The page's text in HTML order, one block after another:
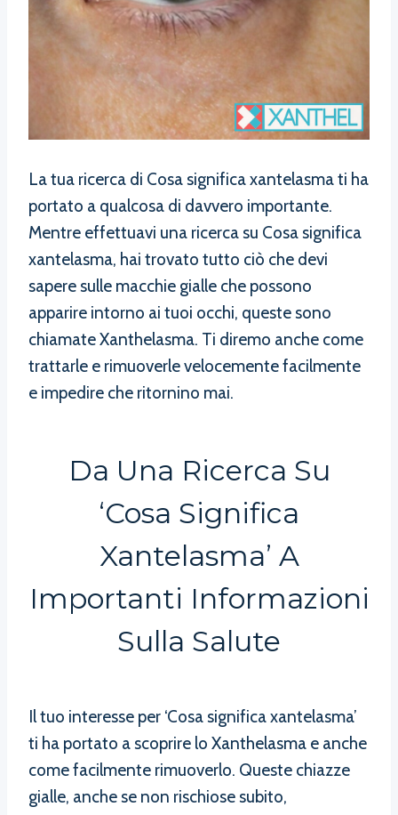
La tua ricerca di Cosa significa xantelasma ti ha
portato a qualcosa di davvero importante.
Mentre effettuavi una ricerca su Cosa significa
xantelasma, hai trovato tutto ciò che devi
sapere sulle macchie gialle che possono
apparire intorno ai tuoi occhi, queste sono
chiamate Xanthelasma. Ti diremo anche come
trattarle e rimuoverle velocemente facilmente
e impedire che ritornino mai.
Da Una Ricerca Su
‘Cosa Significa
Xantelasma’ A
Importanti Informazioni
Sulla Salute
Il tuo interesse per ‘Cosa significa xantelasma’
ti ha portato a scoprire lo Xanthelasma e anche
come facilmente rimuoverlo. Queste chiazze
gialle, anche se non rischiose subito,